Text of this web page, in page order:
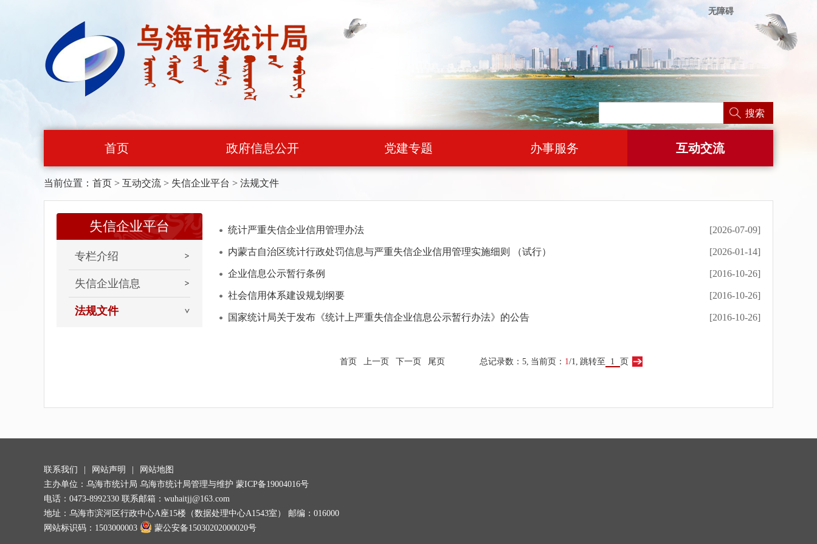
无障碍
搜索
首页 政府信息公开 党建专题 办事服务 互动交流
当前位置： 首页 > 互动交流 > 失信企业平台 > 法规文件
失信企业平台
专栏介绍
失信企业信息
法规文件
[2026-07-09]
统计严重失信企业信用管理办法
[2026-01-14]
内蒙古自治区统计行政处罚信息与严重失信企业信用管理实施细则 （试行）
[2016-10-26]
企业信息公示暂行条例
[2016-10-26]
社会信用体系建设规划纲要
[2016-10-26]
国家统计局关于发布《统计上严重失信企业信息公示暂行办法》的公告
首页 上一页 下一页 尾页 总记录数：5, 当前页： 1/1, 跳转至 页
联系我们 网站声明
网站地图
主办单位：乌海市统计局 乌海市统计局管理与维护 蒙ICP备19004016号
电话：0473-8992330 联系邮箱：wuhaitjj@163.com
地址：乌海市滨河区行政中心A座15楼（数据处理中心A1543室） 邮编：016000
网站标识码：1503000003
蒙公安备15030202000020号